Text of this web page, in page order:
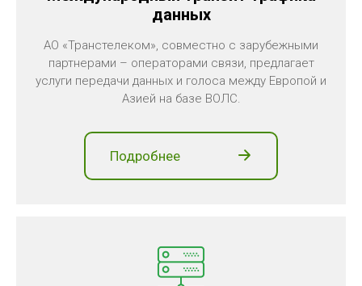
данных
АО «Транстелеком», совместно с зарубежными
партнерами – операторами связи, предлагает
услуги передачи данных и голоса между Европой и
Азией на базе ВОЛС.
Подробнее